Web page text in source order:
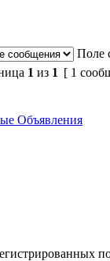
Поле
1 из 1 [ 1
Объявления